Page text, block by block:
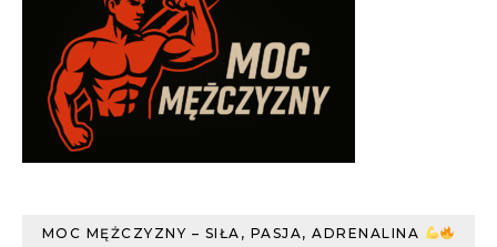
MOC MĘŻCZYZNY – SIŁA, PASJA, ADRENALINA